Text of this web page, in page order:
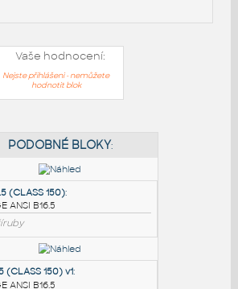
Vaše hodnocení:
Nejste přihlášeni - nemůžete
hodnotit blok
PODOBNÉ BLOKY: